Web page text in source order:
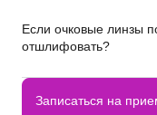
Если очковые линзы
отшлифовать?
Записаться на